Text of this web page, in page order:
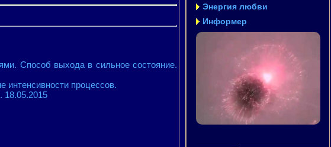
Способ выхода в сильное состояние.
интенсивности процессов.
18.05.2015
Энергия любви
Информер